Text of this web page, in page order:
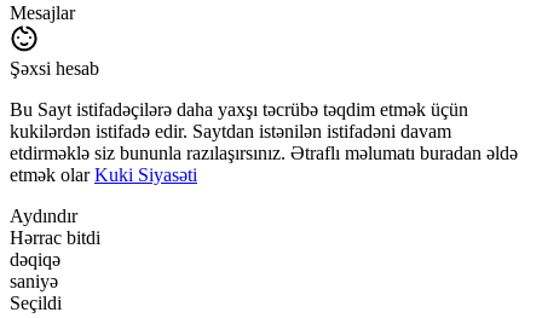
Mesajlar
Şəxsi hesab
Bu Sayt istifadəçilərə daha yaxşı təcrübə təqdim etmək üçün
kukilərdən istifadə edir. Saytdan istənilən istifadəni davam
etdirməklə siz bununla razılaşırsınız. Ətraflı məlumatı buradan əldə
etmək olarKuki Siyasəti
Aydındır
Hərrac bitdi
dəqiqə
saniyə
Seçildi